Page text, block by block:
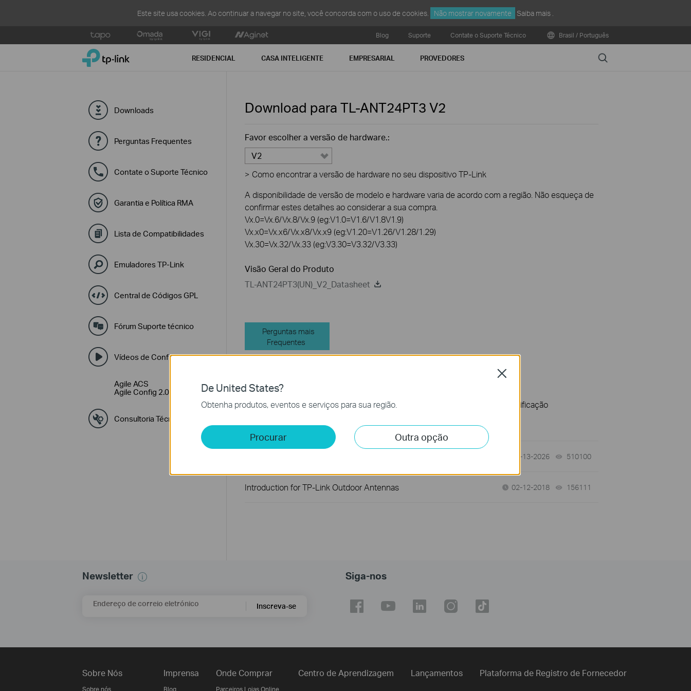
Este site usa cookies. Ao continuar a navegar no site, você concorda com o uso de cookies. Não mostrar novamente Saiba mais
to
Blog Suporte Contate o Suporte Técnico Brasil / Português
TP-Link, Reliably Smart RESIDENCIAL CASA INTELIGENTE EMPRESARIAL PROVEDORES Search
Downloads
Perguntas Frequentes
Contate o Suporte Técnico
Garantia e Política RMA
Lista de Compatibilidades
Emuladores TP-Link
Central de Códigos GPL
Fórum Suporte técnico
Vídeos de Configuração
Agile ACS
Agile Config 2.0
Consultoria Técnica
Download para TL-ANT24PT3 V2
Favor escolher a versão de hardware.:
V2
> Como encontrar a versão de hardware no seu dispositivo TP-Link
A disponibilidade de versão de modelo e hardware varia de acordo com a região. Não esqueça de
confirmar estes detalhes ao considerar a sua compra.
Vx.0=Vx.6/Vx.8/Vx.9 (eg:V1.0=V1.6/V1.8V1.9)
Vx.x0=Vx.x6/Vx.x8/Vx.x9 (eg:V1.20=V1.26/V1.28/1.29)
Vx.30=Vx.32/Vx.33 (eg:V3.30=V3.32/V3.33)
Visão Geral do Produto
TL-ANT24PT3(UN)_V2_Datasheet
Perguntas mais
Frequentes
Filtro de Recursos:
Perguntas e Respostas de Explicação Funcional ou Parâmetros de Especificação
Perguntas Frequentes
07-13-2026 510100
Introduction for TP-Link Outdoor Antennas 02-12-2018 156111
Newsletter
Endereço de correio eletrónico Inscreva-se
Siga-nos
Sobre Nós
Sobre nós
Imprensa
Blog
Onde Comprar
Parceiros Lojas Online
Centro de Aprendizagem Lançamentos Plataforma de Registro de Fornecedor
De United States?
Obtenha produtos, eventos e serviços para sua região.
Procurar Outra opção
Close